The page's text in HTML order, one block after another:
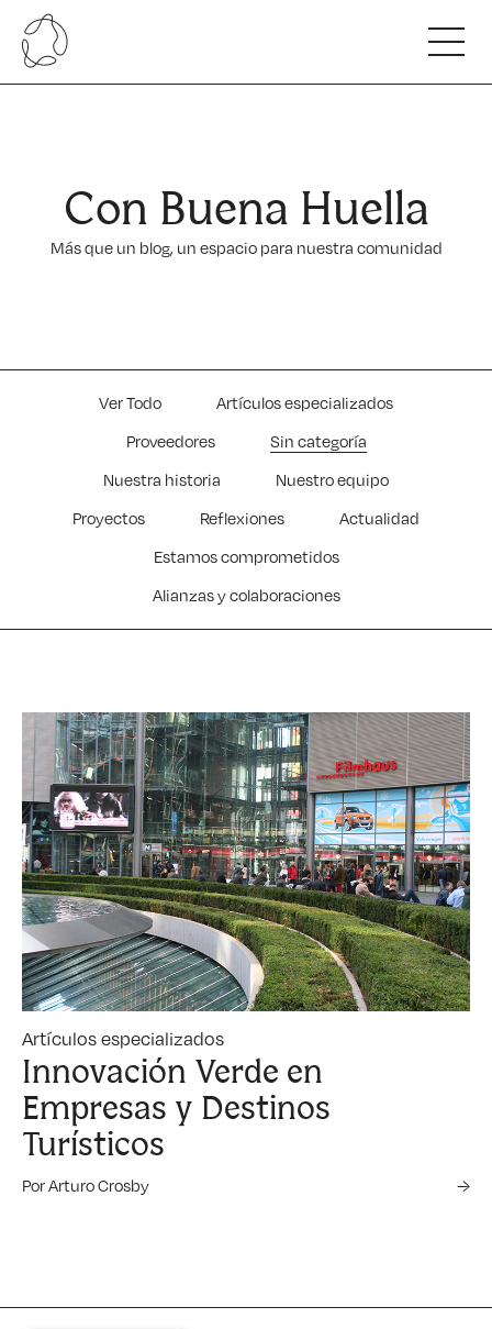
Alianzas y colaboradores
Nuestro compromiso
Hacemos
Beneficios de nuestro servicio
Con Buena Huella
Más que un blog, un espacio para nuestra comunidad
Ver Todo
Artículos especializados
Proveedores
Sin categoría
Nuestra historia
Nuestro equipo
Proyectos
Reflexiones
Actualidad
Estamos comprometidos
Alianzas y colaboraciones
Artículos especializados
Innovación Verde en
Empresas y Destinos
Turísticos
Por Arturo Crosby →